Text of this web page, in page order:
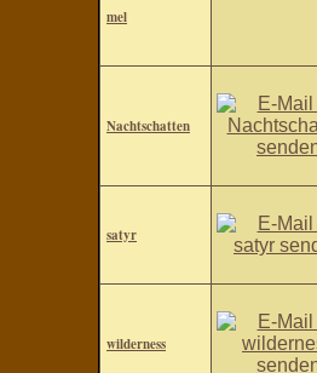
mel
Nachtschatten
satyr
wilderness